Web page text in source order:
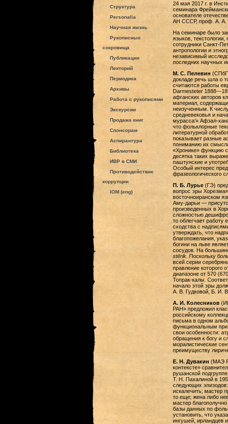
Структура
Personalia
Научная жизнь
Рукописные
сокровища
Публикации
Лекторий
Периодика
Архивы
Работа с рукописями
Экскурсии
Продажа книг
Спонсорам
Аспирантура
Библиотека
ИВР в СМИ
Противодействие
коррупции
IOM (eng)
24 мая 2017 г. в
семинара
основателе
АН СССР, проф. А. А.
На семинаре было
языков,
сотрудники Санкт-
антропологии и
независимый
последних научных
М. С. Пелевин
докладе речь шла о
считаются работы
Darmesteter
афганских авторов
материал,
неизученным. К
средневековья и
мурасса‛» Афзал-
что фольклорные
литературной
показывает разные
пониманию их
«Хронике» функцию
десятка таких
паштунские и
Особый интерес
фразеологического
П. Б. Лурье(ГЭ)
вопрос эры
восточноиранском
Аму-дарьи —
произведенных в
сложностью
то облегчает
сходства с
утверждать, что
благопожелания,
богини на льве
сосудов. На
stērik. Поскольку
всей серии
правление которого
диапазоне от 570
Топрак-калы.
начало этой эры
А. В. Гудковой, Б. И.
А. И. Колесников
РАН» предложил
российскому
письма в одном
функциональным
свои особенности:
обращения к богу и
моралистические
преимуществу
Е. Н. Дувакин (МАЭ
контексте»
рушанской
Т. Н. Пахалиной в
следующих эпизодов:
искалечить; мастер
то еще; жена либо
мастер
базы данных по
установить, что
ингушей, ирландцев